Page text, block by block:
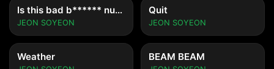
Is this bad b****** number? (Feat. BIBI, Lee Young Jiâ€‹)
JEON SOYEON
Quit
JEON SOYEON
Weather BEAM BEAM